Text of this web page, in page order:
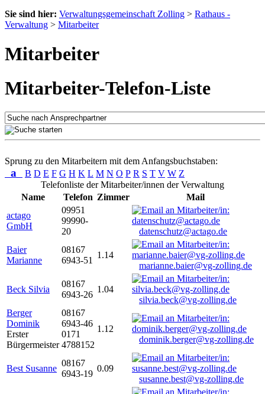
Sie sind hier: Verwaltungsgemeinschaft Zolling > Rathaus -
Verwaltung > Mitarbeiter
Mitarbeiter
Mitarbeiter-Telefon-Liste
Sprung zu den Mitarbeitern mit dem Anfangsbuchstaben:
a B D E F G H K L M N O P R S T V W Z
Telefonliste der Mitarbeiter/innen der Verwaltung
Name
Telefon Zimmer
Mail
actago
GmbH
09951
99990-
20
datenschutz@actago.de
Baier
Marianne
08167
6943-51
1.14
marianne.baier@vg-zolling.de
Beck Silvia
08167
6943-26
1.04
silvia.beck@vg-zolling.de
Berger
Dominik
Erster
Bürgermeister
08167
6943-46
0171
4788152
1.12
dominik.berger@vg-zolling.de
Best Susanne
08167
6943-19
0.09
susanne.best@vg-zolling.de